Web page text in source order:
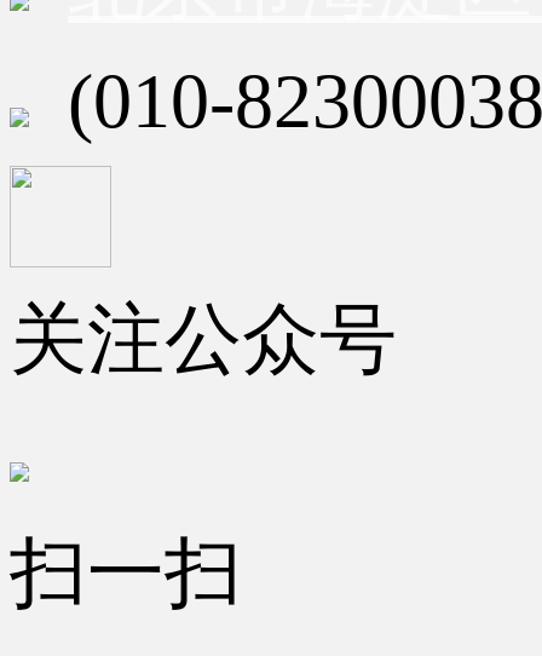
(010-
关注公众号
扫一扫